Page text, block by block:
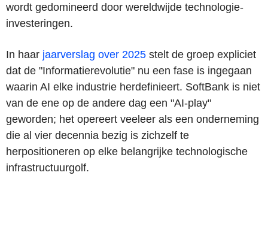
wordt gedomineerd door wereldwijde technologie-
investeringen.
In haar jaarverslag over 2025 stelt de groep expliciet
dat de "Informatierevolutie" nu een fase is ingegaan
waarin AI elke industrie herdefinieert. SoftBank is niet
van de ene op de andere dag een "AI-play"
geworden; het opereert veeleer als een onderneming
die al vier decennia bezig is zichzelf te
herpositioneren op elke belangrijke technologische
infrastructuurgolf.